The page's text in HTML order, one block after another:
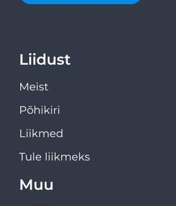
Liidust
Meist
Põhikiri
Liikmed
Tule liikmeks
Muu